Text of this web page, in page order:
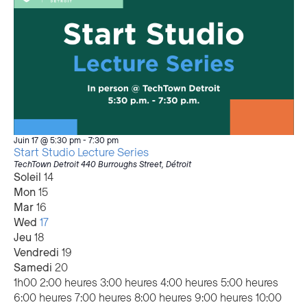
Juin 17 @ 5:30 pm- 7:30 pm
Start Studio Lecture Series
TechTown Detroit 440 Burroughs Street, Détroit
Semaine
d'événements
Soleil 14
Mon 15
Mar 16
Wed 17
Jeu 18
Vendredi 19
Samedi 20
12:00
heures
1h00 2:00 heures 3:00 heures 4:00 heures 5:00 heures
6:00 heures 7:00 heures 8:00 heures 9:00 heures 10:00